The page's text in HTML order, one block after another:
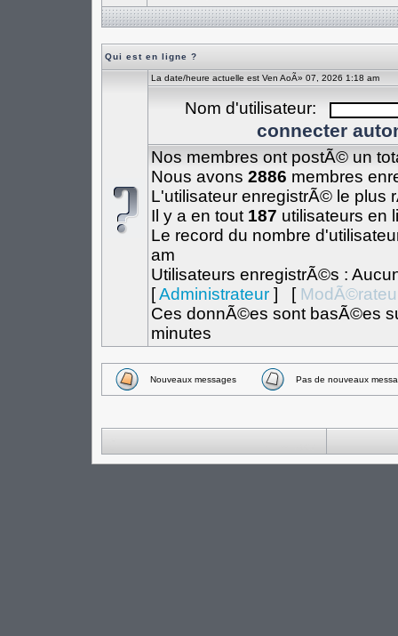
Qui est en ligne ?
La date/heure actuelle est Ven AoÃ» 07, 2026 1:18 am
Nom d'utilisateur:
connecter
Nos membres ont postÃ© un
Nous avons 2886 membres
L'utilisateur enregistrÃ© le plus
Il y a en tout 187 utilisateurs en
Le record du nombre
am
Utilisateurs enregistrÃ©s :
[Administrateur] [
Ces donnÃ©es sont basÃ©es
minutes
Nouveaux messages Pas de nouveaux